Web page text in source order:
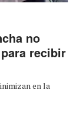
no
recibir
en la